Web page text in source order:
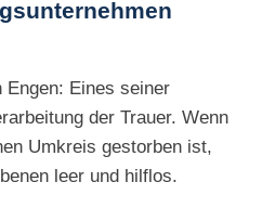
Engen: Eines seiner
der Trauer. Wenn
Umkreis gestorben ist,
leer und hilflos.